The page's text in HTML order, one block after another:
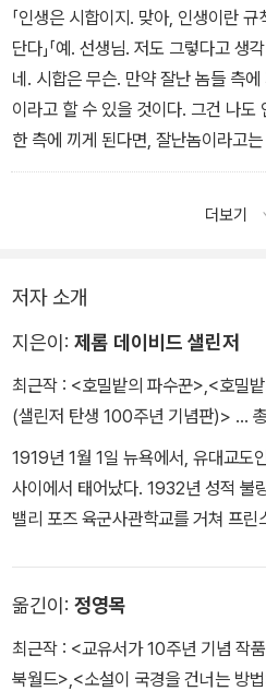
「인생은 시합이지. 맞아, 인생이란
단다」「예. 선생님. 저도 그렇다고 생
네. 시합은 무슨. 만약 잘난 놈들 측
이라고 할 수 있을 것이다. 그건 나도
한 측에 끼게 된다면, 잘난놈이라고
에 서게 된다면 그때는 어떻게 시합
더보기
저자 소개
지은이: 제롬 데이비드 샐린저
최근작 : <호밀밭의 파수꾼> <호밀
(샐린저 탄생 100주년 기념판)> …
1919년 1월 1일 뉴욕에서, 유대교도
사이에서 태어났다. 1932년 성적 불
밸리 포즈 육군사관학교를 거쳐 프
시를 위한 완벽한 날>을 출판한다.
단편은 당시 비평가들로 부터 호평을 받는다. 1951년 그
장편소설 <호밀밭의 파수꾼>을 발표
옮긴이: 정영목
최근작 : <교유서가 10주년 기념 작
북월드> <소설이 국경을 건너는 방